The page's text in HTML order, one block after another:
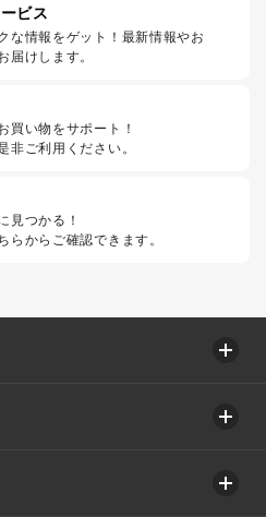
ビス
な情報をゲット！最新情報やお
届けします。
買い物をサポート！
非ご利用ください。
見つかる！
らからご確認できます。